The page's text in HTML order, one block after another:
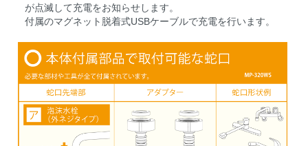
が点滅して充電をお知らせします。
付属のマグネット脱着式USBケーブルで充電を行います。